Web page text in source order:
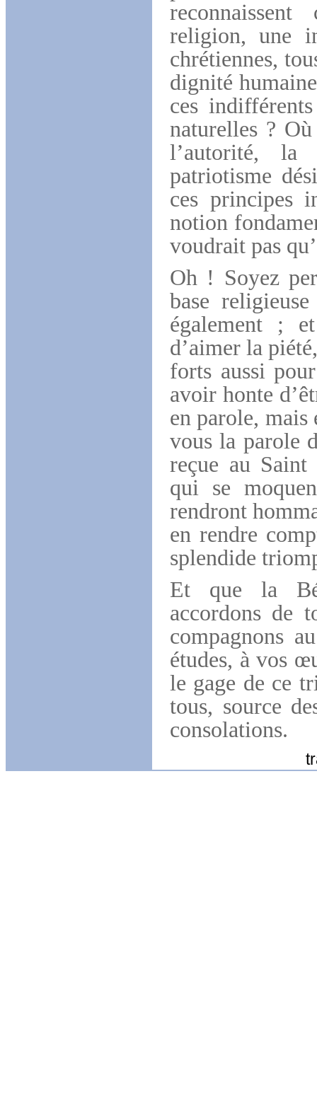
religion, une
chrétiennes,
dignité
ces
naturelles ? Où
l’autorité, la
patriotisme
ces principes
notion
voudrait pas
Oh ! Soyez
base
également ;
d’aimer la
forts aussi
avoir honte
en parole, mais
vous la parole
reçue au Saint
qui se
rendront
en rendre
splendide
Et que la
accordons de
compagnons
études, à vos
le gage de ce
tous, source
consolations.
traduction :